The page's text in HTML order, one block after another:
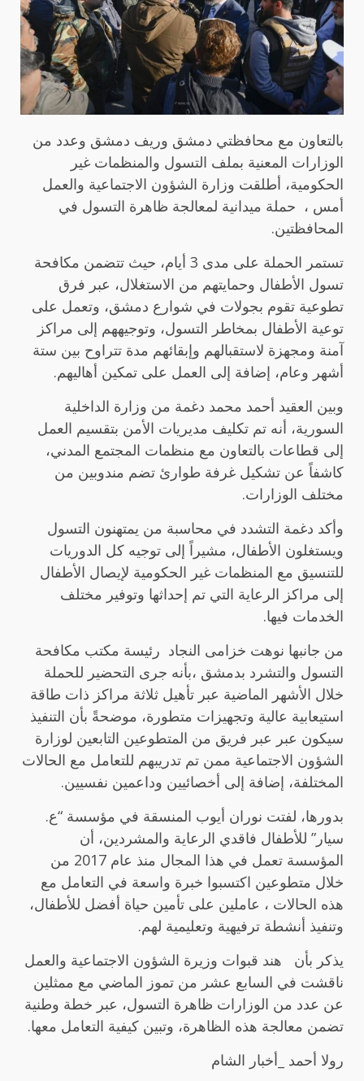
بالتعاون مع محافظتي دمشق وريف دمشق وعدد من
الوزارات المعنية بملف التسول والمنظمات غير
الحكومية، أطلقت وزارة الشؤون الاجتماعية والعمل
أمس ، حملة ميدانية لمعالجة ظاهرة التسول في
المحافظتين.
تستمر الحملة على مدى 3 أيام، حيث تتضمن مكافحة
تسول الأطفال وحمايتهم من الاستغلال، عبر فرق
تطوعية تقوم بجولات في شوارع دمشق، وتعمل على
توعية الأطفال بمخاطر التسول، وتوجيههم إلى مراكز
آمنة ومجهزة لاستقبالهم وإبقائهم مدة تتراوح بين ستة
أشهر وعام، إضافة إلى العمل على تمكين أهاليهم.
وبين العقيد أحمد محمد دغمة من وزارة الداخلية
السورية، أنه تم تكليف مديريات الأمن بتقسيم العمل
إلى قطاعات بالتعاون مع منظمات المجتمع المدني،
كاشفاً عن تشكيل غرفة طوارئ تضم مندوبين من
مختلف الوزارات.
وأكد دغمة التشدد في محاسبة من يمتهنون التسول
ويستغلون الأطفال، مشيراً إلى توجيه كل الدوريات
للتنسيق مع المنظمات غير الحكومية لإيصال الأطفال
إلى مراكز الرعاية التي تم إحداثها وتوفير مختلف
الخدمات فيها.
من جانبها نوهت خزامى النجاد رئيسة مكتب مكافحة
التسول والتشرد بدمشق ،بأنه جرى التحضير للحملة
خلال الأشهر الماضية عبر تأهيل ثلاثة مراكز ذات طاقة
استيعابية عالية وتجهيزات متطورة، موضحةً بأن التنفيذ
سيكون عبر عبر فريق من المتطوعين التابعين لوزارة
الشؤون الاجتماعية ممن تم تدريبهم للتعامل مع الحالات
المختلفة، إضافة إلى أخصائيين وداعمين نفسيين.
بدورها، لفتت نوران أيوب المنسقة في مؤسسة “ع.
سيار” للأطفال فاقدي الرعاية والمشردين، أن
المؤسسة تعمل في هذا المجال منذ عام 2017 من
خلال متطوعين اكتسبوا خبرة واسعة في التعامل مع
هذه الحالات ، عاملين على تأمين حياة أفضل للأطفال،
وتنفيذ أنشطة ترفيهية وتعليمية لهم.
يذكر بأن هند قبوات وزيرة الشؤون الاجتماعية والعمل
ناقشت في السابع عشر من تموز الماضي مع ممثلين
عن عدد من الوزارات ظاهرة التسول، عبر خطة وطنية
تضمن معالجة هذه الظاهرة، وتبين كيفية التعامل معها.
رولا أحمد _أخبار الشام